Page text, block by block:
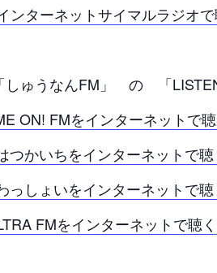
ンターネットサイマルラジオで
しゅうなんFM」 の 「
ON! FMをインターネットで聴
つかいちをインターネットで聴
っしょいをインターネットで聴
FMをインターネットで聴く